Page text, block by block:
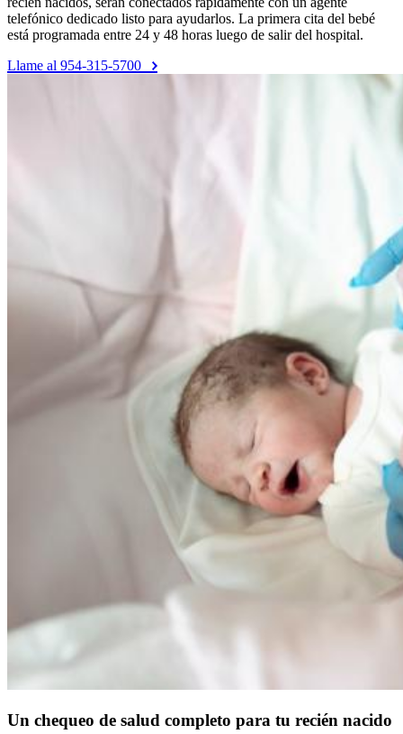
telefónico dedicado listo para ayudarlos. La primera cita del bebé
está programada entre 24 y 48 horas luego de salir del hospital.
Llame al 954-315-5700
Un chequeo de salud completo para tu recién nacido